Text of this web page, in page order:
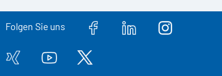
Folgen Sie uns